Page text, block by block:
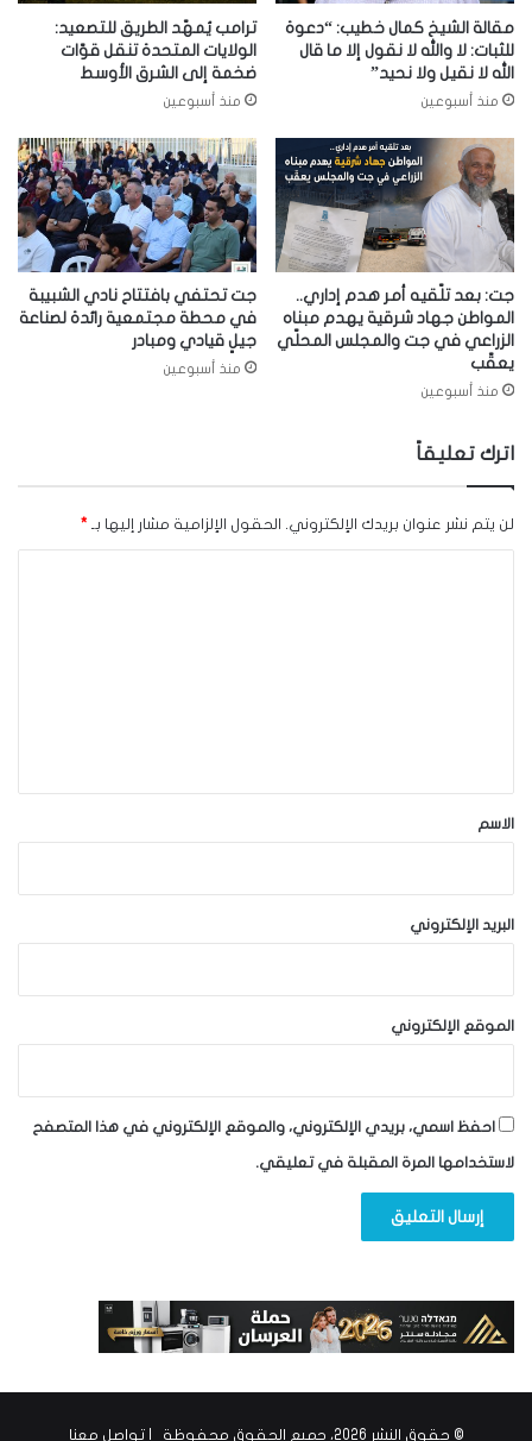
مقالة الشيخ كمال خطيب: “دعوة
للثبات: لا والله لا نقول إلا ما قال
الله لا نقيل ولا نحيد”
منذ أسبوعين
ترامب يُمهّد الطريق للتصعيد:
الولايات المتحدة تنقل قوّات
ضخمة إلى الشرق الأوسط
منذ أسبوعين
جت: بعد تلّقيه أمر هدم إداري..
المواطن جهاد شرقية يهدم مبناه
الزراعي في جت والمجلس المحلّي
يعقّب
منذ أسبوعين
جت تحتفي بافتتاح نادي الشبيبة
في محطة مجتمعية رائدة لصناعة
جيلٍ قيادي ومبادر
منذ أسبوعين
اترك تعليقاً
لن يتم نشر عنوان بريدك الإلكتروني. الحقول الإلزامية مشار إليها بـ *
*الاسم
البريد الإلكتروني
الموقع الإلكتروني
احفظ اسمي، بريدي الإلكتروني، والموقع الإلكتروني في هذا المتصفح
لاستخدامها المرة المقبلة في تعليقي.
© حقوق النشر 2026، جميع الحقوق محفوظة | تواصل معنا